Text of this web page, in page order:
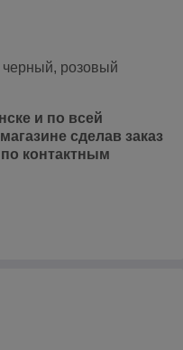
черный, розовый
и по всей
сделав заказ
контактным